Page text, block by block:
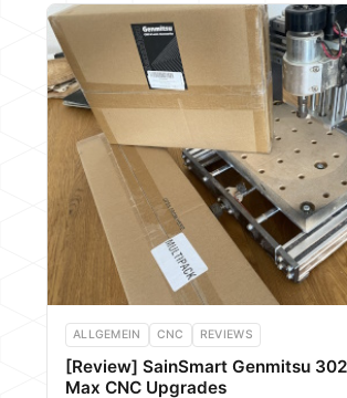
ALLGEMEIN CNC REVIEWS
[Review] SainSmart Genmitsu
Max CNC Upgrades